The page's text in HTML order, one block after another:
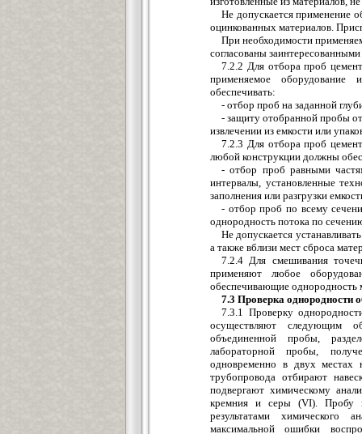
Не допускается применение
оцинкованных материалов.
При необходимости
согласованы
7.2.2 Для отбора проб
применяемое
обеспечивать:
- отбор проб на заданной
- защиту отобранной пробы
извлечении из емкости или
7.2.3 Для отбора проб
любой конструкции должны
- отбор проб равными
интервалы, установленные
заполнения или разгрузки
- отбор проб по всему
однородность потока по
Не допускается
а также вблизи мест сброса
7.2.4 Для смешивания
применяют любое
обеспечивающие однородность
7.3 Проверка однородности
7.3.1 Проверку
осуществляют следующим
объединенной пробы,
лабораторной пробы,
одновременно в двух местах
трубопровода отбирают
подвергают химическому
кремния и серы (VI). Пробу
результатами химического
максимальной ошибки